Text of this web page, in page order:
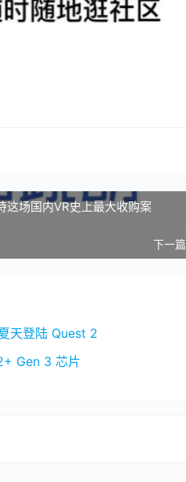
这场国内VR史上最大收购案
下一篇
天登陆 Quest 2
Gen 3 芯片